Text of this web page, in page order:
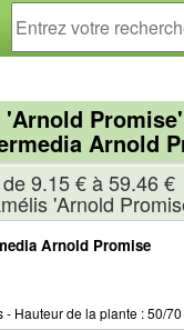
'Arnold
Arnold
9.15 € à 59.46 €
'Arnold
Arnold Promise
- Hauteur de la plante : 50/70
cookies